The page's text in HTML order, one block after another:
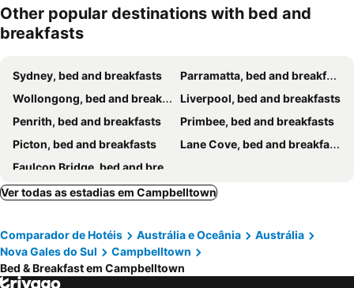
Other popular destinations with bed and
breakfasts
Sydney, bed and breakfasts
Parramatta, bed and breakfasts
Wollongong, bed and breakfasts
Liverpool, bed and breakfasts
Penrith, bed and breakfasts
Primbee, bed and breakfasts
Picton, bed and breakfasts
Lane Cove, bed and breakfasts
Faulcon Bridge, bed and breakfasts
Ver todas as estadias em Campbelltown
Comparador de Hotéis Austrália e Oceânia
Austrália
Nova Gales do Sul
Campbelltown
Bed & Breakfast em Campbelltown